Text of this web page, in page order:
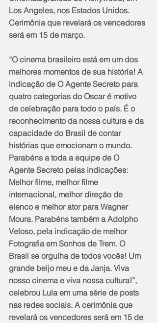
Los Angeles, nos Estados Unidos.
Cerimônia que revelará os vencedores
será em 15 de março.
“O cinema brasileiro está em um dos
melhores momentos de sua história! A
indicação de O Agente Secreto para
quatro categorias do Oscar é motivo
de celebração para todo o país. É o
reconhecimento da nossa cultura e da
capacidade do Brasil de contar
histórias que emocionam o mundo.
Parabéns a toda a equipe de O
Agente Secreto pelas indicações:
Melhor filme, melhor filme
internacional, melhor direção de
elenco e melhor ator para Wagner
Moura. Parabéns também a Adolpho
Veloso, pela indicação de melhor
Fotografia em Sonhos de Trem. O
Brasil se orgulha de todos vocês! Um
grande beijo meu e da Janja. Viva
nosso cinema e viva nossa cultura!”,
celebrou Lula em uma série de posts
nas redes sociais. A cerimônia que
revelará os vencedores será em 15 de